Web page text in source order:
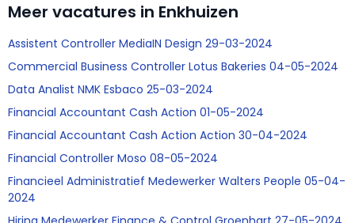
Meer vacatures in Enkhuizen
Assistent Controller MediaIN Design 29-03-2024
Commercial Business Controller Lotus Bakeries 04-05-2024
Data Analist NMK Esbaco 25-03-2024
Financial Accountant Cash Action 01-05-2024
Financial Accountant Cash Action Action 30-04-2024
Financial Controller Moso 08-05-2024
Financieel Administratief Medewerker Walters People 05-04-
2024